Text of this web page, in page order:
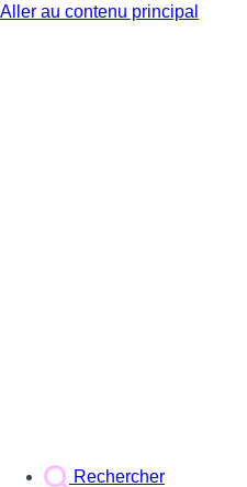
Aller au contenu principal
Rechercher